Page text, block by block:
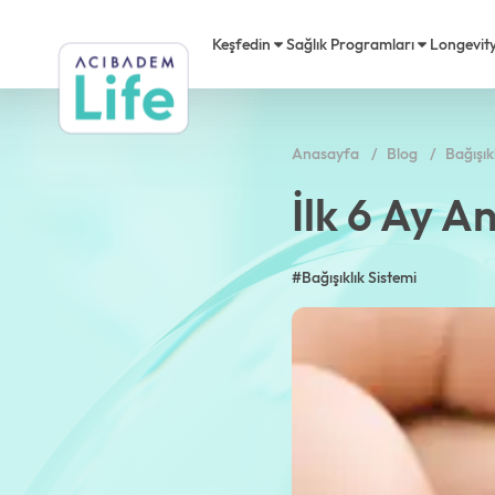
Keşfedin
Danışma Kurulu
Kariyer Sıkça
Sağlık Programları
Kalp Sağlığı
Diyetisyen
Psikolog
Acıbadem Life Hareket
Testler
Anasayfa Blog
İlk 6 Ay
#Bağışıklık Sistemi